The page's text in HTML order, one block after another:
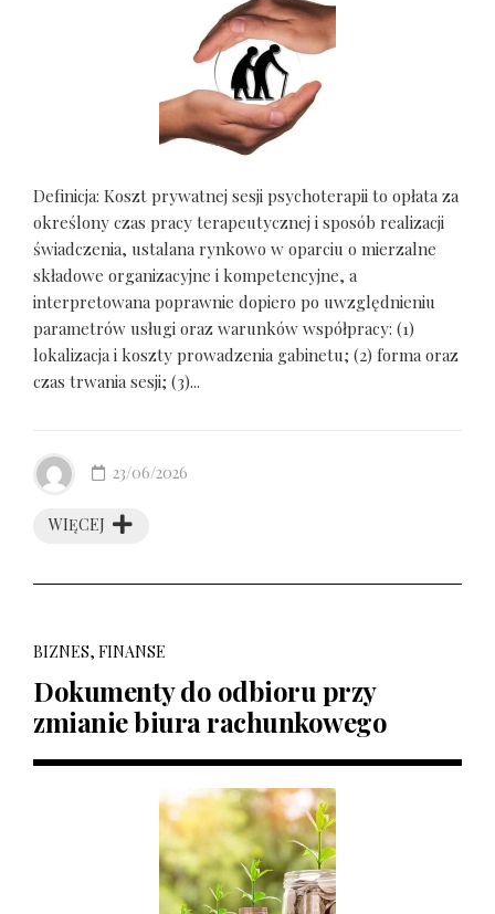
Definicja: Koszt prywatnej sesji psychoterapii to opłata za
określony czas pracy terapeutycznej i sposób realizacji
świadczenia, ustalana rynkowo w oparciu o mierzalne
składowe organizacyjne i kompetencyjne, a
interpretowana poprawnie dopiero po uwzględnieniu
parametrów usługi oraz warunków współpracy: (1)
lokalizacja i koszty prowadzenia gabinetu; (2) forma oraz
czas trwania sesji; (3)...
WIĘCEJ
23/06/2026
BIZNES, FINANSE
Dokumenty do odbioru przy
zmianie biura rachunkowego